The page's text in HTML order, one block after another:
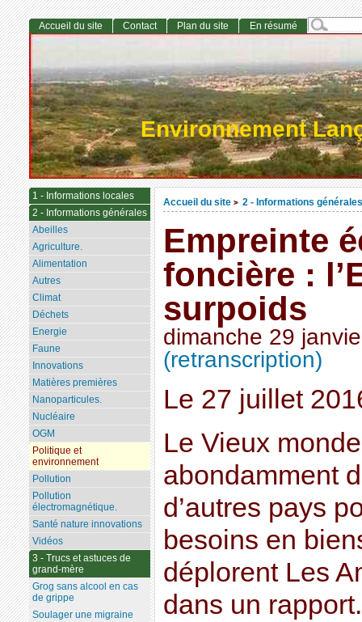
Environnement
Accueil du site > 2 - Informations générales
Empreinte
foncière :
surpoids
dimanche 29
(retranscription)
Le 27 juillet
Le Vieux
abondamment
d’autres pays
besoins en
déplorent Les
dans un rapport.
Accueil du site Contact Plan du site En résumé
1 - Informations locales
2 - Informations générales
Abeilles
Agriculture.
Alimentation
Autres
Climat
Déchets
Energie
Faune
Innovations
Matières premières
Nanoparticules.
Nucléaire
OGM
Politique et
environnement
Pollution
Pollution
électromagnétique.
Santé nature innovations
Vidéos
3 - Trucs et astuces de
grand-mère
Grog sans alcool en cas
de grippe
Soulager une migraine